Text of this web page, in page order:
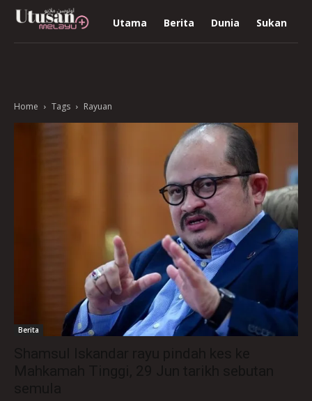
Utama Berita Dunia Sukan
Home Tags Rayuan
Berita